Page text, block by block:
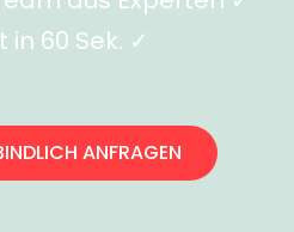
60 Sek. ✓
ANFRAGEN